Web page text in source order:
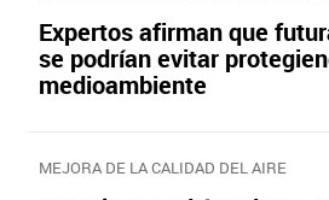
Expertos afirman que
se podrían evitar
medioambiente
MEJORA DE LA CALIDAD DEL AIRE